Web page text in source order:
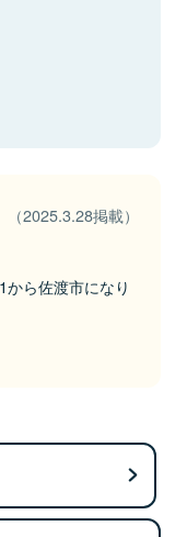
（2025.3.28掲載）
ら佐渡市になり